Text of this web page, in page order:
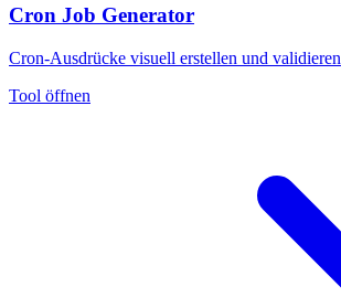
Cron Job Generator
Cron-Ausdrücke visuell erstellen und validieren
Tool öffnen